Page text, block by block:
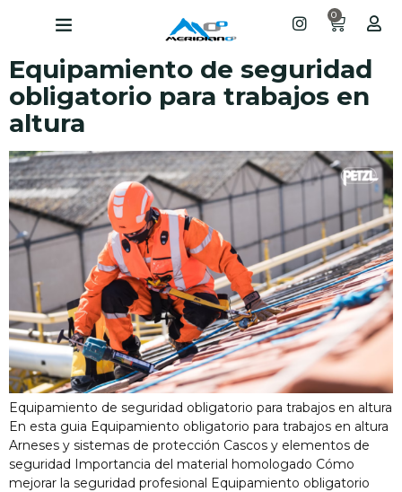
0
Equipamiento de seguridad
obligatorio para trabajos en
altura
Equipamiento de seguridad obligatorio para trabajos en altura
En esta guia Equipamiento obligatorio para trabajos en altura
Arneses y sistemas de protección Cascos y elementos de
seguridad Importancia del material homologado Cómo
mejorar la seguridad profesional Equipamiento obligatorio